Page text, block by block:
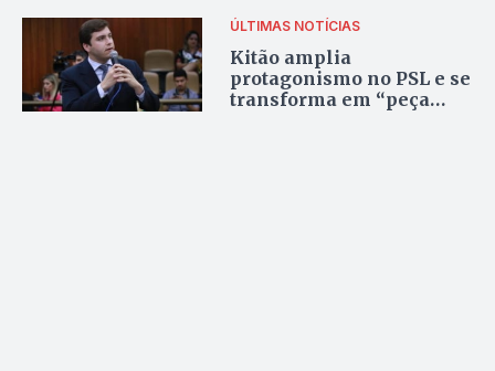
ÚLTIMAS NOTÍCIAS
Kitão amplia
protagonismo no PSL e se
transforma em “peça